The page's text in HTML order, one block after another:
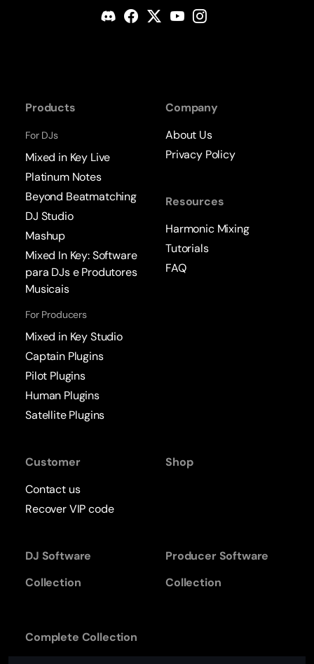
Products
For DJs
Mixed in Key Live
Platinum Notes
Beyond Beatmatching
DJ Studio
Mashup
Mixed In Key: Software
para DJs e Produtores
Musicais
For Producers
Mixed in Key Studio
Captain Plugins
Pilot Plugins
Human Plugins
Satellite Plugins
Company
About Us
Privacy Policy
Resources
Harmonic Mixing
Tutorials
FAQ
Customer
Contact us
Recover VIP code
Shop
DJ Software
Collection
Producer Software
Collection
Complete Collection